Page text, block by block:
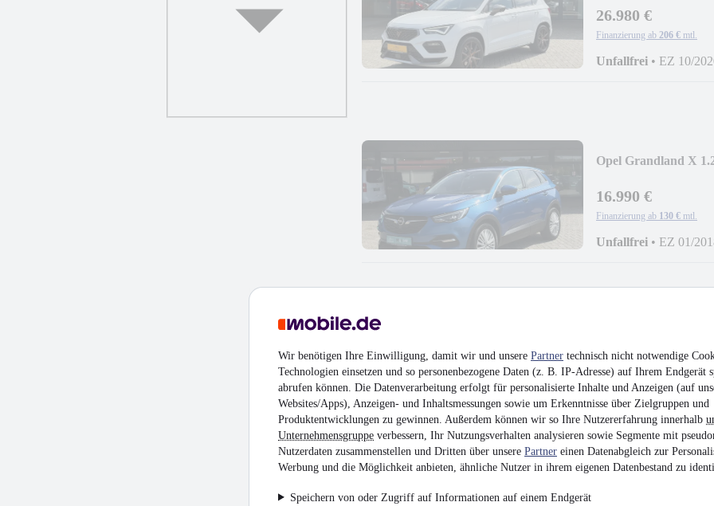
Wir benötigen Ihre Einwilligung, damit wir und unsere Partner technisch nicht notwendige
Technologien einsetzen und so personenbezogene Daten (z. B. IP-Adresse) auf Ihrem Endgerät
abrufen können. Die Datenverarbeitung erfolgt für personalisierte Inhalte und Anzeigen (auf
Websites/Apps), Anzeigen- und Inhaltsmessungen sowie um Erkenntnisse über Zielgruppen und
Produktentwicklungen zu gewinnen. Außerdem können wir so Ihre Nutzererfahrung innerhalb
Unternehmensgruppe verbessern, Ihr Nutzungsverhalten analysieren sowie Segmente mit
Nutzerdaten zusammenstellen und Dritten über unsere Partner einen Datenabgleich zur
Werbung und die Möglichkeit anbieten, ähnliche Nutzer in ihrem eigenen Datenbestand zu
Speichern von oder Zugriff auf Informationen auf einem Endgerät
26.980 €
Finanzierung ab 206 € mtl.
Unfallfrei • EZ 10/
Opel Grandland X
16.990 €
Finanzierung ab 130 € mtl.
Unfallfrei • EZ 01/
Ford Puma ST-
17.980 €
137 €
Unfallfrei• EZ 03/